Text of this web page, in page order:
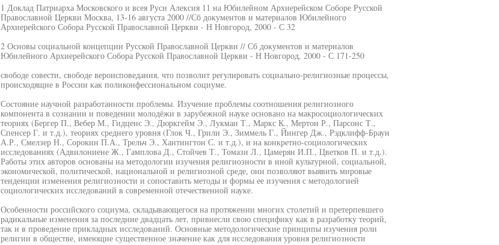
1 Доклад Патриарха Московского и всея Руси Алексия 11 на Юбилейном Архиерейском Соборе Русской
Православной Церкви Москва, 13-16 августа 2000 //Сб документов и материалов Юбилейного
Архиерейского Собора Русской Православной Церкви - Н Новгород, 2000 - С 32
2 Основы социальной концепции Русской Православной Церкви // Сб документов и материалов
Юбилейного Архиерейского Собора Русской Православной Церкви - Н Новгород, 2000 - С 171-250
свободе совести, свободе вероисповедания, что позволит регулировать социально-религиозные процессы,
происходящие в России как поликонфессиональном социуме.
Состояние научной разработанности проблемы. Изучение проблемы соотношения религиозного
компонента в сознании и поведении молодёжи в зарубежной науке основано на макросоциологических
теориях (Бергер П., Вебер М., Гидценс Э., Дюркгейм Э., Лукман Т., Маркс К., Мертон Р., Парсонс Т.,
Спенсер Г. и т.д.), теориях среднего уровня (Глок Ч., Грили Э., Зиммель Г., Йингер Дж., Рэдклифф-Браун
А.Р., Смелзер Н., Сорокин П.А., Трельч Э., Хантингтон С. и т.д.), и на конкретно-социологических
исследованиях (Адвилониене Ж., Гамплова Д., Стойчев Т., Томази Л., Цамерян И.П., Цветков П. и т.д.).
Работы этих авторов основаны на методологии изучения религиозности в иной культурной, социальной,
экономической, политической, национальной и религиозной среде, они позволяют выявить мировые
тенденции изменения религиозности и сопоставить методы и формы ее изучения с методологией
социологических исследований в современной отечественной науке.
Особенности российского социума, складывающегося на протяжении многих столетий и претерпевшего
радикальные изменения за последние двадцать лет, привнесли свою специфику как в разработку теорий,
так и в проведение прикладных исследований. Основные методологические принципы изучения роли
религии в обществе, имеющие существенное значение как для исследования уровня религиозности